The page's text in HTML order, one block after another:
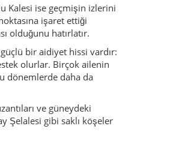
ve askerî birlikler
yer adlarında
günlük hayatın
çok tesis aile
değildir.
tavla oynayanlar, evlerin
“gerçek” Anadolu
ve belki biraz da